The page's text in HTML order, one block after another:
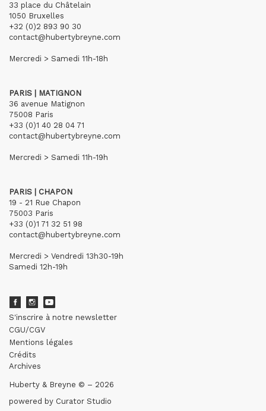
33 place du Châtelain
1050 Bruxelles
+32 (0)2 893 90 30
contact@hubertybreyne.com
Mercredi > Samedi 11h-18h
PARIS | MATIGNON
36 avenue Matignon
75008 Paris
+33 (0)1 40 28 04 71
contact@hubertybreyne.com
Mercredi > Samedi 11h-19h
PARIS | CHAPON
19 - 21 Rue Chapon
75003 Paris
+33 (0)1 71 32 51 98
contact@hubertybreyne.com
Mercredi > Vendredi 13h30-19h
Samedi 12h-19h
S'inscrire à notre newsletter
CGU/CGV
Mentions légales
Crédits
Archives
Huberty & Breyne © – 2026
powered by Curator Studio